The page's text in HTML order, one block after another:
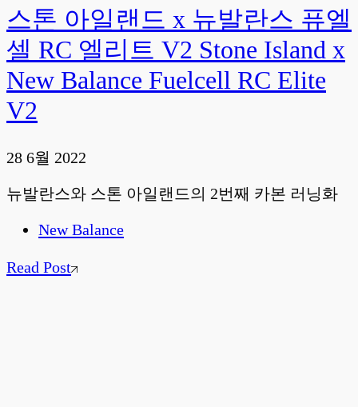
스톤 아일랜드 x 뉴발란스 퓨엘
셀 RC 엘리트 V2 Stone Island x
New Balance Fuelcell RC Elite
V2
28 6월 2022
뉴발란스와 스톤 아일랜드의 2번째 카본 러닝화
New Balance
Read Post